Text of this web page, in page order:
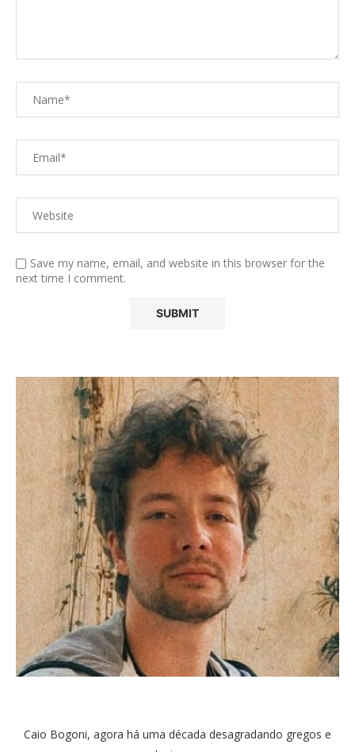
Save my name, email, and website in this browser for the
next time I comment.
Caio Bogoni, agora há uma década desagradando gregos e